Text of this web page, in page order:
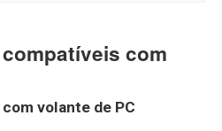
com
com volante de PC